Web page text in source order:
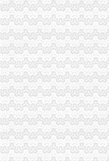
我花卉园,问怎么到学校
回兴办执照
户口迁入许可办理_通
居民家庭户口有哪些类
抚州市南城县信息公开
2月起镇江本地居民可
“海归”潮背后的“中国
渝北区办执照流程
有柄分酒器办理企业标
重庆渝北两路商标专利
【新时代新气象新作为